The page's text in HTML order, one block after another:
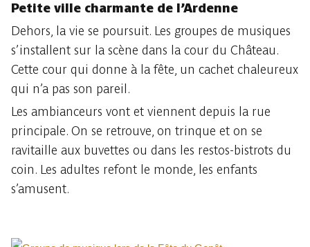
Petite ville charmante de l’Ardenne
Dehors, la vie se poursuit. Les groupes de musiques
s’installent sur la scène dans la cour du Château.
Cette cour qui donne à la fête, un cachet chaleureux
qui n’a pas son pareil.
Les ambianceurs vont et viennent depuis la rue
principale. On se retrouve, on trinque et on se
ravitaille aux buvettes ou dans les restos-bistrots du
coin. Les adultes refont le monde, les enfants
s’amusent.